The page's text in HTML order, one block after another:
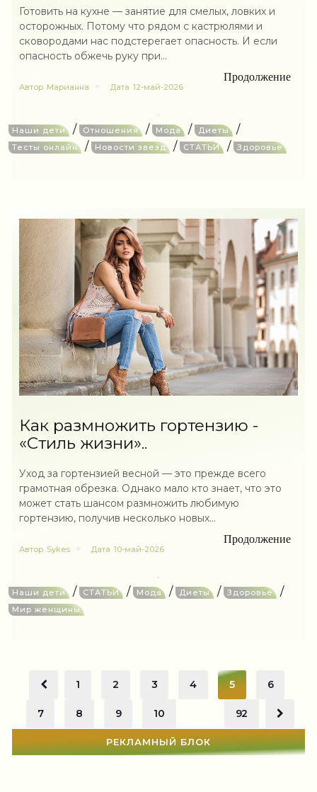
Готовить на кухне — занятие для смелых, ловких и
осторожных. Потому что рядом с кастрюлями и
сковородами нас подстерегает опасность. И если
опасность обжечь руку при...
Продолжение
Автор Марианна Дата 12-май-2026
Наши дети / Отношения / Мода / Диеты /
Тесты онлайн / Новости звезд / СТАТЬИ / Здоровье
Как размножить гортензию -
«Стиль жизни»..
Уход за гортензией весной — это прежде всего
грамотная обрезка. Однако мало кто знает, что это
может стать шансом размножить любимую
гортензию, получив несколько новых...
Продолжение
Автор Sykes Дата 10-май-2026
Наши дети / СТАТЬИ / Мода / Диеты / Здоровье /
Мир женщины
1 2 3 4 5 6
7 8 9 10 92
РЕКЛАМНЫЙ БЛОК